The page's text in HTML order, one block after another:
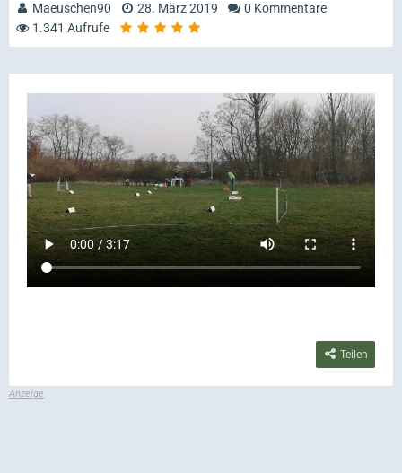
Maeuschen90 28. März 2019
0 Kommentare
1.341 Aufrufe
Teilen